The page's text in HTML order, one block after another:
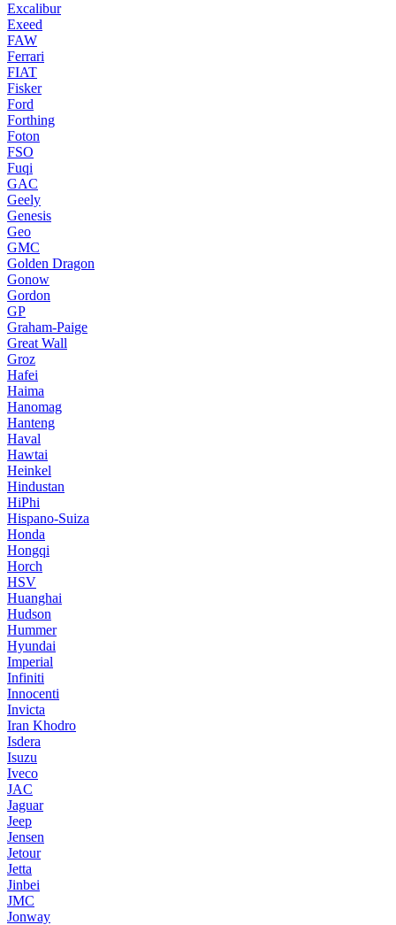
Excalibur
Exeed
FAW
Ferrari
FIAT
Fisker
Ford
Forthing
Foton
FSO
Fuqi
GAC
Geely
Genesis
Geo
GMC
Golden Dragon
Gonow
Gordon
GP
Graham-Paige
Great Wall
Groz
Hafei
Haima
Hanomag
Hanteng
Haval
Hawtai
Heinkel
Hindustan
HiPhi
Hispano-Suiza
Honda
Hongqi
Horch
HSV
Huanghai
Hudson
Hummer
Hyundai
Imperial
Infiniti
Innocenti
Invicta
Iran Khodro
Isdera
Isuzu
Iveco
JAC
Jaguar
Jeep
Jensen
Jetour
Jetta
Jinbei
JMC
Jonway